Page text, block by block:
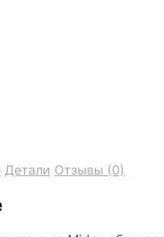
Детали Отзывы (0)